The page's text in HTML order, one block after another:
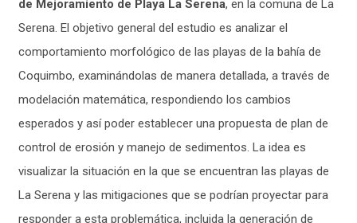
de Mejoramiento de Playa La Serena, en la comuna de La
Serena. El objetivo general del estudio es analizar el
comportamiento morfológico de las playas de la bahía de
Coquimbo, examinándolas de manera detallada, a través de
modelación matemática, respondiendo los cambios
esperados y así poder establecer una propuesta de plan de
control de erosión y manejo de sedimentos. La idea es
visualizar la situación en la que se encuentran las playas de
La Serena y las mitigaciones que se podrían proyectar para
responder a esta problemática, incluida la generación de